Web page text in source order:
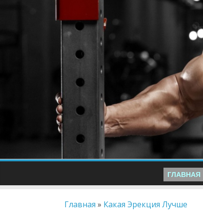
ГЛАВНАЯ
Главная » Какая Эрекция Лучше